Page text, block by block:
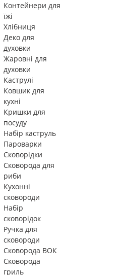
Контейнери для
їжі
Хлібниця
Деко для
духовки
Жаровні для
духовки
Каструлі
Ковшик для
кухні
Кришки для
посуду
Набір каструль
Пароварки
Сковорідки
Сковорода для
риби
Кухонні
сковороди
Набір
сковорідок
Ручка для
сковороди
Сковорода ВОК
Сковорода
гриль